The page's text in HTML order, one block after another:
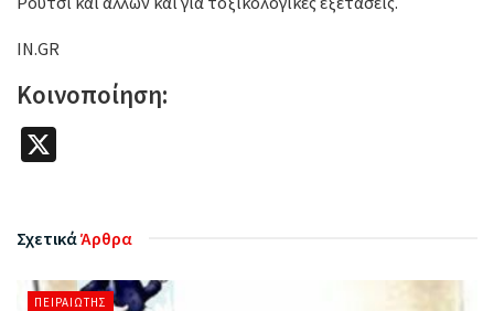
IN.GR
Κοινοποίηση:
ΣχετικάΆρθρα
ΠΕΙΡΑΙΏΤΗΣ